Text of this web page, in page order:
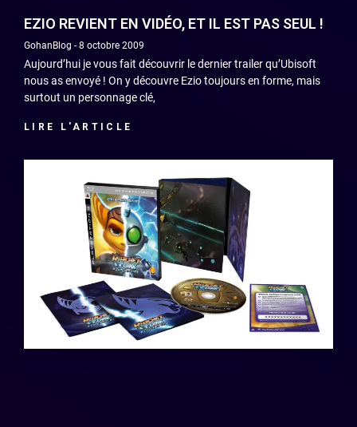
EZIO REVIENT EN VIDÉO, ET IL EST PAS SEUL !
GohanBlog 8 octobre 2009
Aujourd’hui je vous fait découvrir le dernier trailer qu’Ubisoft
nous as envoyé ! On y découvre Ezio toujours en forme, mais
surtout un personnage clé,
LIRE L'ARTICLE